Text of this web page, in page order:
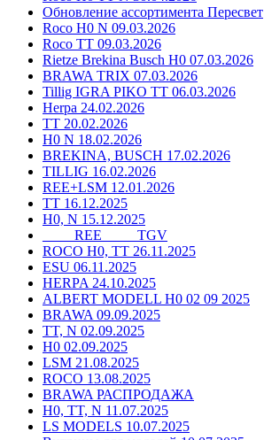
Обновление ассортимента Пересвет
Roco H0 N 09.03.2026
Roco TT 09.03.2026
Rietze Brekina Busch H0 07.03.2026
BRAWA TRIX 07.03.2026
Tillig IGRA PIKO TT 06.03.2026
Herpa 24.02.2026
TT 20.02.2026
H0 N 18.02.2026
BREKINA, BUSCH 17.02.2026
TILLIG 16.02.2026
REE+LSM 12.01.2026
TT 16.12.2025
H0, N 15.12.2025
____ REE ____ TGV
ROCO H0, TT 26.11.2025
ESU 06.11.2025
HERPA 24.10.2025
ALBERT MODELL H0 02 09 2025
BRAWA 09.09.2025
TT, N 02.09.2025
H0 02.09.2025
LSM 21.08.2025
ROCO 13.08.2025
BRAWA РАСПРОДАЖА
H0, TT, N 11.07.2025
LS MODELS 10.07.2025